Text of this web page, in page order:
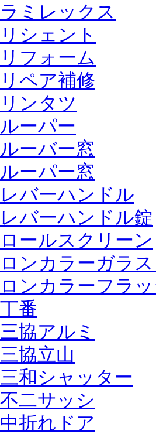
ラミレックス
リシェント
リフォーム
リペア補修
リンタツ
ルーパー
ルーバー窓
ルーパー窓
レバーハンドル
レバーハンドル錠
ロールスクリーン
ロンカラーガラ
ロンカラーフラ
丁番
三協アルミ
三協立山
三和シャッター
不二サッシ
中折れドア